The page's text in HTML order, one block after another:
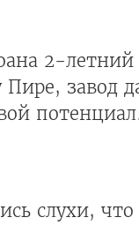
2-летний
завод
слухи, что